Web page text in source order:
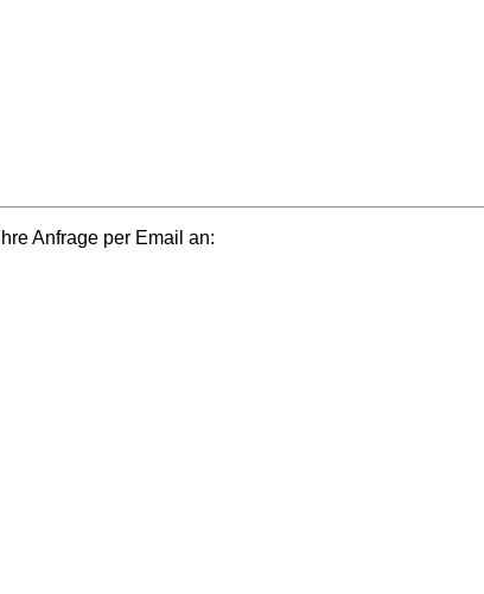
Anfrage per Email an: